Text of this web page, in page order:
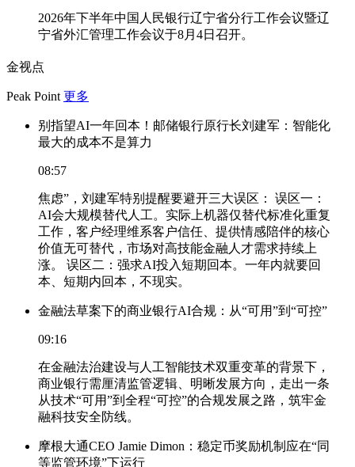
2026年下半年中国人民银行辽宁省分行工作会议暨辽
宁省外汇管理工作会议于8月4日召开。
金视点
Peak Point 更多
别指望AI一年回本！邮储银行原行长刘建军：智能化
最大的成本不是算力
08:57
焦虑”，刘建军特别提醒要避开三大误区： 误区一：
AI会大规模替代人工。实际上机器仅替代标准化重复
工作，客户经理维系客户信任、提供情感陪伴的核心
价值无可替代，市场对高技能金融人才需求持续上
涨。 误区二：强求AI投入短期回本。一年内就要回
本、短期内回本，不现实。
金融法草案下的商业银行AI合规：从“可用”到“可控”
09:16
在金融法治建设与人工智能技术双重变革的背景下，
商业银行需厘清监管逻辑、明晰发展方向，走出一条
从技术“可用”到全程“可控”的合规发展之路，筑牢金
融科技安全防线。
摩根大通CEO Jamie Dimon：稳定币奖励机制应在“同
等监管环境”下运行